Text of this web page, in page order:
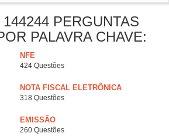
PERGUNTAS
PALAVRA CHAVE:
NFE
424 Questões
NOTA FISCAL ELETRÔNICA
318 Questões
EMISSÃO
260 Questões